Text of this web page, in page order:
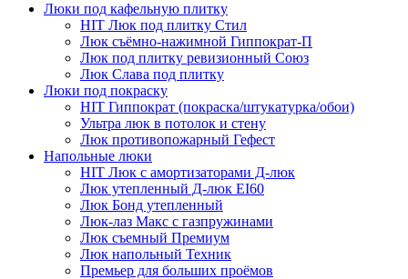
Люки под кафельную плитку
HIT Люк под плитку Стил
Люк съёмно-нажимной Гиппократ-П
Люк под плитку ревизионный Союз
Люк Слава под плитку
Люки под покраску
HIT Гиппократ (покраска/штукатурка/обои)
Ультра люк в потолок и стену
Люк противопожарный Гефест
Напольные люки
HIT Люк с амортизаторами Д-люк
Люк утепленный Д-люк EI60
Люк Бонд утепленный
Люк-лаз Макс с газпружинами
Люк съемный Премиум
Люк напольный Техник
Премьер для больших проёмов